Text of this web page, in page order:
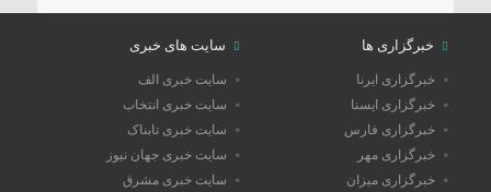
خبرگزاری ها
خبرگزاری ایرنا
خبرگزاری ایسنا
خبرگزاری فارس
خبرگزاری مهر
خبرگزاری میزان
سایت های خبری
سایت خبری الف
سایت خبری انتخاب
سایت خبری تابناک
سایت خبری جهان نیوز
سایت خبری مشرق